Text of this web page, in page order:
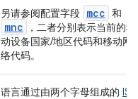
另请参阅配置字段 mcc 和
mnc
，二者分别表示当前的移
动设备国家/地区代码和移动网
络代码。
语言通过由两个字母组成的 ISO